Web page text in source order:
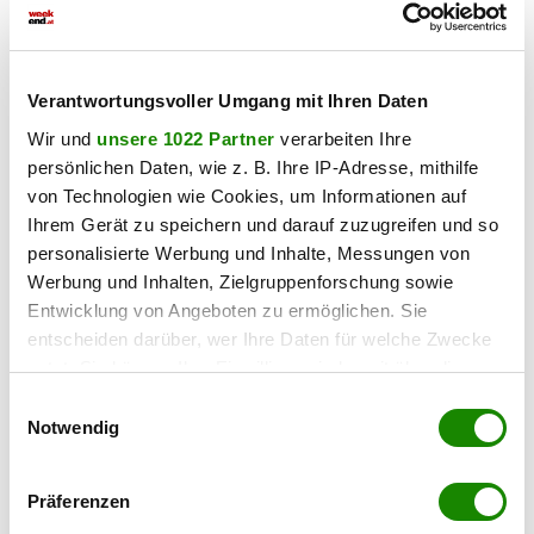
Verantwortungsvoller Umgang mit Ihren Daten
Wir und unsere 1022 Partner verarbeiten Ihre
persönlichen Daten, wie z. B. Ihre IP-Adresse, mithilfe
von Technologien wie Cookies, um Informationen auf
Ihrem Gerät zu speichern und darauf zuzugreifen und so
personalisierte Werbung und Inhalte, Messungen von
Werbung und Inhalten, Zielgruppenforschung sowie
Entwicklung von Angeboten zu ermöglichen. Sie
entscheiden darüber, wer Ihre Daten für welche Zwecke
nutzt. Sie können Ihre Einwilligung jederzeit über die
Trigger Symbol ändern oder widerrufen
Informationen über Ihre geografische Lage
Notwendig
Präferenzen
außergewöhnlichen Kraftortes zu genießen.
Feedback zu diesem Artikel.
teilen